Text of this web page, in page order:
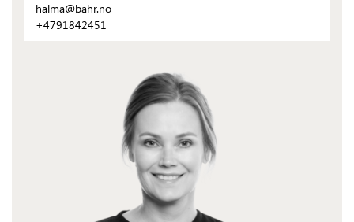
halma@bahr.no
+4791842451